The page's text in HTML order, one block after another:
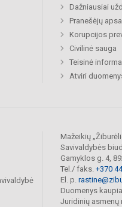
Dažniausiai
Pranešėjų
Korupcijos
Civilinė sauga
Teisinė
Atviri
Mažeikių
Savivaldybės
Gamyklos g. 4,
Tel./ faks. +370
El. p.
Duomenys
Juridinių asmenų